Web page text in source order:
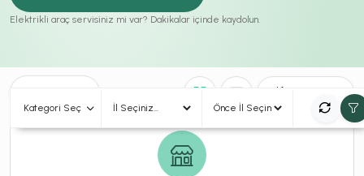
Elektrikli araç servisiniz mi var? Dakikalar içinde kaydolun.
Kategori Seç